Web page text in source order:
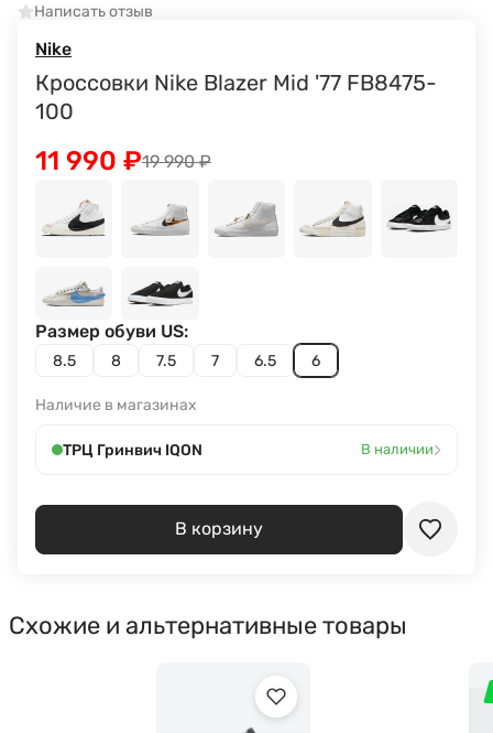
Написать отзыв
Nike
Кроссовки Nike Blazer Mid '77 FB8475-
100
19 990₽
11 990 ₽
8.5 8 7.5 7 6.5 6
Размер обуви US:
Наличие в магазинах
ТРЦ Гринвич IQON В наличии›
В корзину
Схожие и альтернативные товары